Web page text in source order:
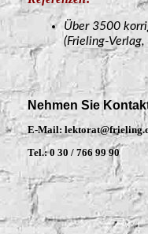
Über 3500
(Frieling-
Nehmen Sie
E-Mail:
Tel.: 0 30 / 766 99 90